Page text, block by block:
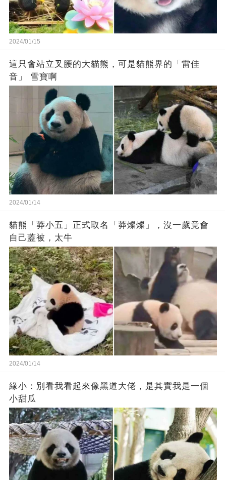
2024/01/15
這只會站立叉腰的大貓熊，可是貓熊界的「雷佳
音」 雪寶啊
2024/01/14
貓熊「莽小五」正式取名「莽燦燦」，沒一歲竟會
自己蓋被，太牛
2024/01/14
緣小：別看我看起來‬像‬黑道‬大佬‬，是其實我是一個
小甜瓜‬